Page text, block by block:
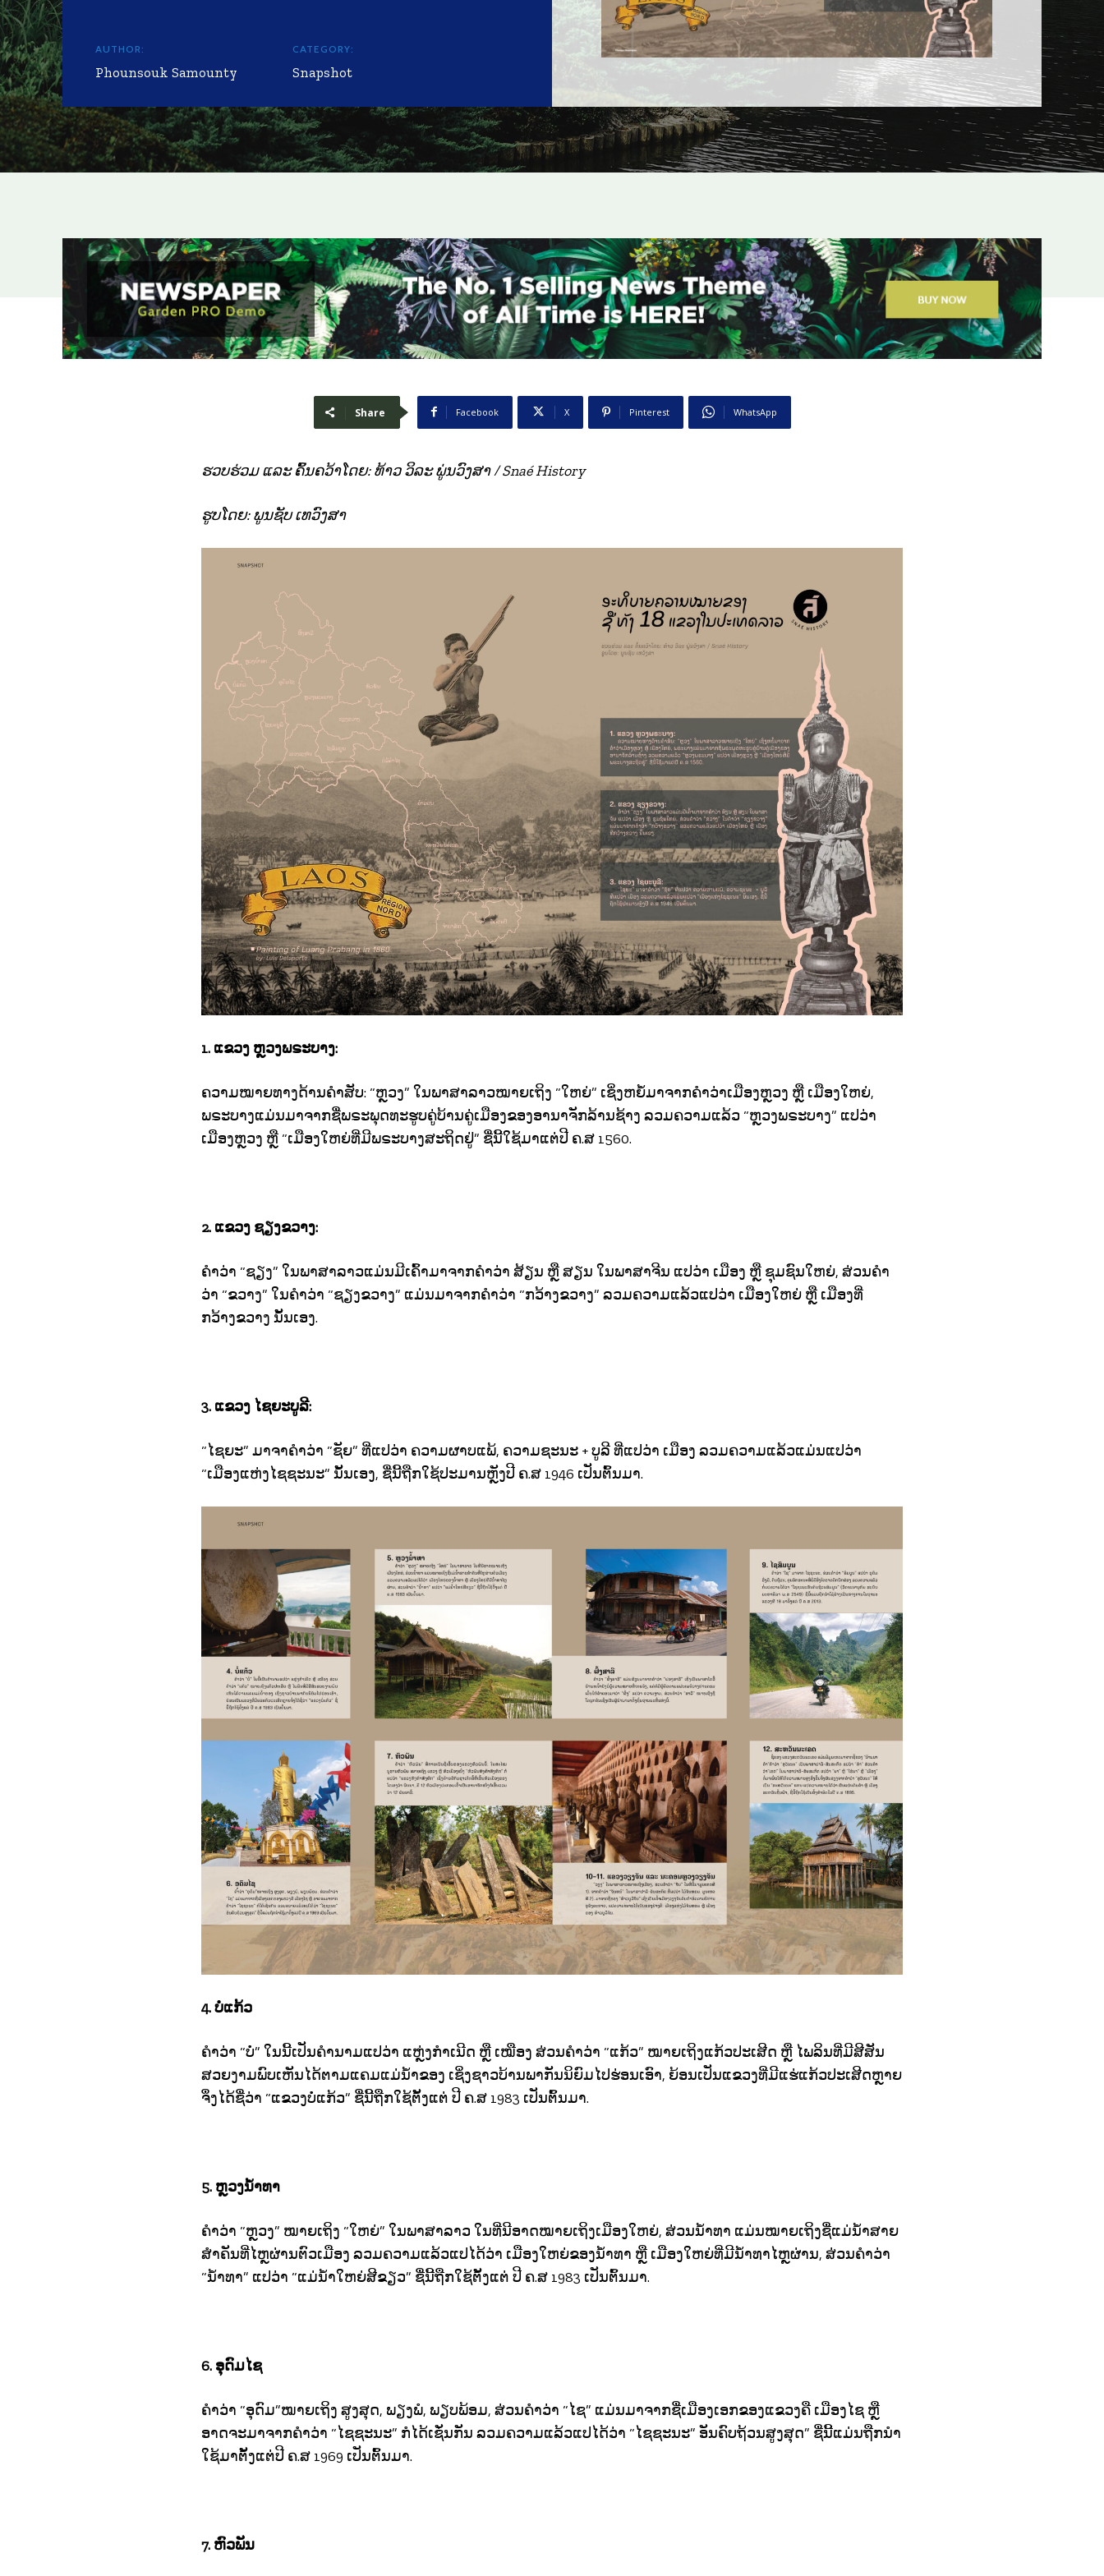
AUTHOR:
Phounsouk Samounty
CATEGORY:
Snapshot
Share Facebook X Pinterest WhatsApp
ຮວບຮ່ວມ ແລະ ຄົ້ນຄວ້າໂດຍ: ທ້າວ ວິລະ ພູ່ນວົງສາ / Snaé History
ຮູບໂດຍ: ພູນຊັບ ເທວົງສາ
1. ແຂວງ ຫຼວງພຣະບາງ:
ຄວາມໝາຍທາງດ້ານຄຳສັບ: “ຫຼວງ” ໃນພາສາລາວໝາຍເຖິງ “ໃຫຍ່” ເຊິ່ງຫຍໍ້ມາຈາກຄຳວ່າເມືອງຫຼວງ ຫຼື ເມືອງໃຫຍ່,
ພຣະບາງແມ່ນມາຈາກຊື່ພຣະພຸດທະຮູບຄູ່ບ້ານຄູ່ເມືອງຂອງອານາຈັກລ້ານຊ້າງ ລວມຄວາມແລ້ວ “ຫຼວງພຣະບາງ” ແປວ່າ
ເມືອງຫຼວງ ຫຼື “ເມືອງໃຫຍ່ທີ່ມີພຣະບາງສະຖິດຢູ່” ຊື່ນີ້ໃຊ້ມາແຕ່ປີ ຄ.ສ 1560.
2. ແຂວງ ຊຽງຂວາງ:
ຄຳວ່າ “ຊຽງ” ໃນພາສາລາວແມ່ນມີເຄົ້າມາຈາກຄຳວ່າ ສ້ຽນ ຫຼື ສຽນ ໃນພາສາຈີນ ແປວ່າ ເມືອງ ຫຼື ຊຸມຊົນໃຫຍ່, ສ່ວນຄຳ
ວ່າ “ຂວາງ” ໃນຄຳວ່າ “ຊຽງຂວາງ” ແມ່ນມາຈາກຄຳວ່າ “ກວ້າງຂວາງ” ລວມຄວາມແລ້ວແປວ່າ ເມືອງໃຫຍ່ ຫຼື ເມືອງທີ່
ກວ້າງຂວາງ ນັ້ນເອງ.
3. ແຂວງ ໄຊຍະບູລີ:
“ໄຊຍະ” ມາຈາຄຳວ່າ “ຊັຍ” ທີ່ແປວ່າ ຄວາມຜາບແພ້, ຄວາມຊະນະ + ບູລີ ທີ່ແປວ່າ ເມືອງ ລວມຄວາມແລ້ວແມ່ນແປວ່າ
“ເມືອງແຫ່ງໄຊຊະນະ” ນັ້ນເອງ, ຊື່ນີ້ຖືກໃຊ້ປະມານຫຼັງປີ ຄ.ສ 1946 ເປັນຕົ້ນມາ.
4. ບໍ່ແກ້ວ
ຄໍາວ່າ “ບໍ່” ໃນນີ້ເປັນຄຳນາມແປວ່າ ແຫຼ່ງກຳເນີດ ຫຼື ເໝືອງ ສ່ວນຄຳວ່າ “ແກ້ວ” ໝາຍເຖິງແກ້ວປະເສີດ ຫຼື ໄພລິນທີ່ມີສີສັນ
ສວຍງາມພົບເຫັນໄດ້ຕາມແຄມແມ່ນໍ້າຂອງ ເຊິ່ງຊາວບ້ານພາກັນນິຍົມໄປຮ່ອນເອົາ, ຍ້ອນເປັນແຂວງທີ່ມີແຮ່ແກ້ວປະເສີດຫຼາຍ
ຈຶ່ງໄດ້ຊື່ວ່າ “ແຂວງບໍ່ແກ້ວ” ຊື່ນີ້ຖືກໃຊ້ຕັ້ງແຕ່ ປີ ຄ.ສ 1983 ເປັນຕົ້ນມາ.
5. ຫຼວງນຳທາ
ຄໍາວ່າ “ຫຼວງ” ໝາຍເຖິງ “ໃຫຍ່” ໃນພາສາລາວ ໃນທີ່ນີອາດໝາຍເຖິງເມືອງໃຫຍ່, ສ່ວນນໍ້າທາ ແມ່ນໝາຍເຖິງຊື່ແມ່ນໍ້າສາຍ
ສຳຄັນທີ່ໄຫຼຜ່ານຕົວເມືອງ ລວມຄວາມແລ້ວແປໄດ້ວ່າ ເມືອງໃຫຍ່ຂອງນໍ້າທາ ຫຼື ເມືອງໃຫຍ່ທີ່ມີນໍ້າທາໄຫຼຜ່ານ, ສ່ວນຄຳວ່າ
“ນໍ້າທາ” ແປວ່າ “ແມ່ນໍ້າໃຫຍ່ສີຂຽວ” ຊື່ນີ້ຖືກໃຊ້ຕັ້ງແຕ່ ປີ ຄ.ສ 1983 ເປັນຕົ້ນມາ.
6. ອດົມໄຊ
ຄໍາວ່າ “ອຸດົມ”ໝາຍເຖິງ ສູງສຸດ, ພຽງພໍ, ພຽບພ້ອມ, ສ່ວນຄຳວ່າ “ໄຊ” ແມ່ນມາຈາກຊື່ເມືອງເອກຂອງແຂວງຄື ເມືອງໄຊ ຫຼື
ອາດຈະມາຈາກຄຳວ່າ “ໄຊຊະນະ” ກໍໄດ້ເຊັ່ນກັນ ລວມຄວາມແລ້ວແປໄດ້ວ່າ “ໄຊຊະນະ” ອັນຄົບຖ້ວນສູງສຸດ” ຊື່ນີ້ແມ່ນຖືກນຳ
ໃຊ້ມາຕັ້ງແຕ່ປີ ຄ.ສ 1969 ເປັນຕົ້ນມາ.
7. ຫົວພັນ